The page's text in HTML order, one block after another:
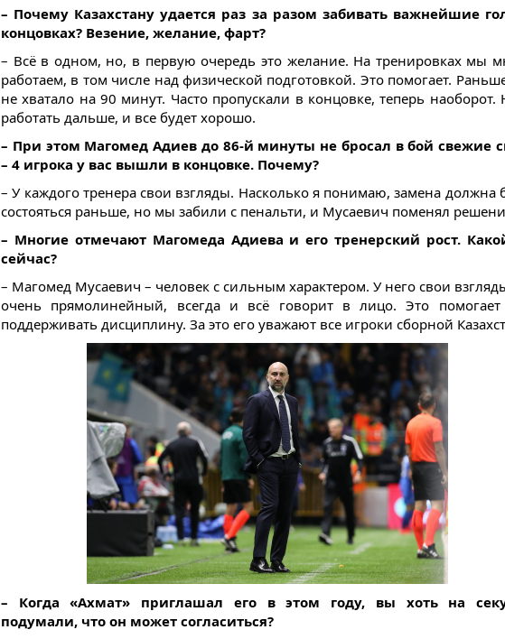
– Почему Казахстану удается раз за разом забивать важнейшие
концовках? Везение, желание, фарт?
– Всё в одном, но, в первую очередь это желание. На тренировках мы
работаем, в том числе над физической подготовкой. Это помогает.
не хватало на 90 минут. Часто пропускали в концовке, теперь наоборот.
работать дальше, и все будет хорошо.
– При этом Магомед Адиев до 86-й минуты не бросал в бой свежие
– 4 игрока у вас вышли в концовке. Почему?
– У каждого тренера свои взгляды. Насколько я понимаю, замена должна
состояться раньше, но мы забили с пенальти, и Мусаевич поменял
– Многие отмечают Магомеда Адиева и его тренерский рост.
сейчас?
– Магомед Мусаевич – человек с сильным характером. У него свои
очень прямолинейный, всегда и всё говорит в лицо. Это
поддерживать дисциплину. За это его уважают все игроки сборной
– Когда «Ахмат» приглашал его в этом году, вы хоть на
подумали, что он может согласиться?